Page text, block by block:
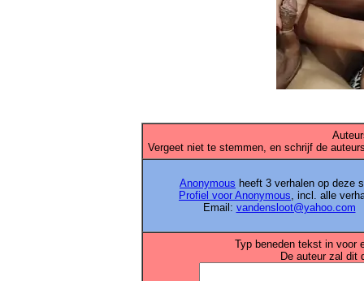
Vergeet niet te stemmen, en schrijf de
Anonymous heeft 3 verhalen op deze
Profiel voor Anonymous, incl. alle
Email: vandensloot@yahoo.com
Typ beneden tekst in voor
De auteur zal dit